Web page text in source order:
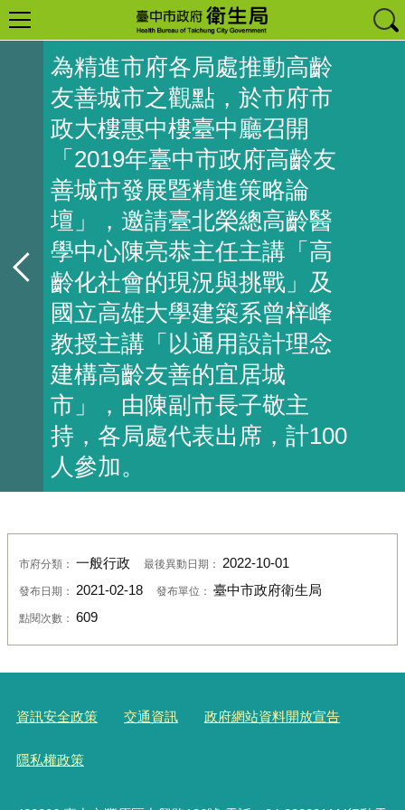
為精進市府各局處推動高齡
友善城市之觀點，於市府市
政大樓惠中樓臺中廳召開
「2019年臺中市政府高齡友
善城市發展暨精進策略論
壇」，邀請臺北榮總高齡醫
學中心陳亮恭主任主講「高
齡化社會的現況與挑戰」及
國立高雄大學建築系曾梓峰
教授主講「以通用設計理念
建構高齡友善的宜居城
市」，由陳副市長子敬主
持，各局處代表出席，計100
人參加。
市府分類： 一般行政 最後異動日期： 2022-10-01
發布日期： 2021-02-18 發布單位： 臺中市政府衛生局
點閱次數： 609
資訊安全政策 交通資訊 政府網站資料開放宣告
隱私權政策